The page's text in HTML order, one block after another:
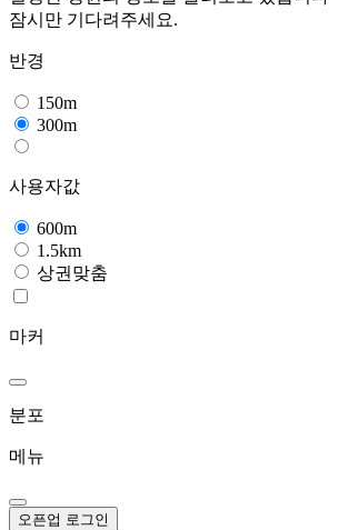
잠시만 기다려주세요.
반경
150m
300m
사용자값
600m
1.5km
상권맞춤
마커
분포
메뉴
오픈업 로그인